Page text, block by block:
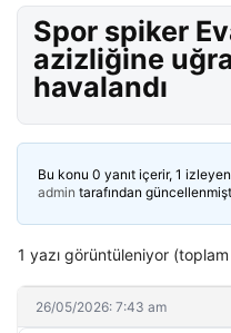
Spor spiker
azizliğine
havalandı
Bu konu 0 yanıt içerir, 1
admin tarafından
1 yazı görüntüleniyor (toplam
26/05/2026: 7:43 am